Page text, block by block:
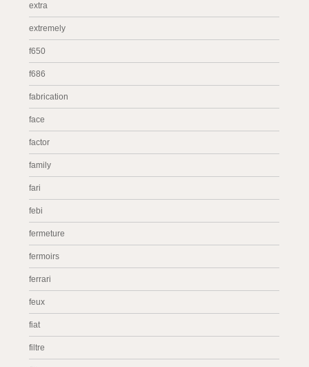
extra
extremely
f650
f686
fabrication
face
factor
family
fari
febi
fermeture
fermoirs
ferrari
feux
fiat
filtre